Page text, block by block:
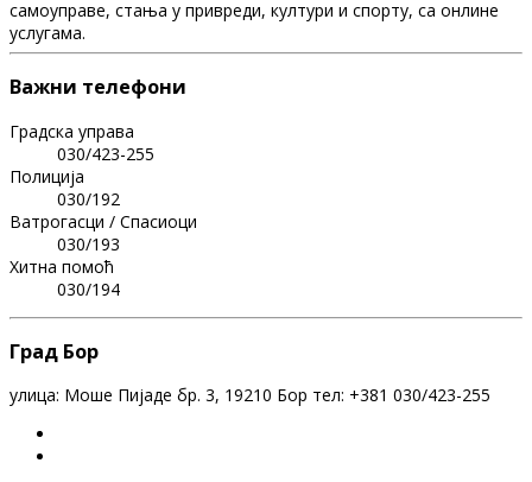
самоуправе, стања у привреди, култури и спорту, са онлине
услугама.
Важни телефони
Градска управа
030/423-255
Полиција
030/192
Ватрогасци / Спасиоци
030/193
Хитна помоћ
030/194
Град Бор
улица: Моше Пијаде бр. 3, 19210 Бор тел: +381 030/423-255